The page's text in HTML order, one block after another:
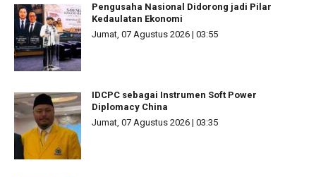
Pengusaha Nasional Didorong jadi Pilar
Kedaulatan Ekonomi
Jumat, 07 Agustus 2026 | 03:55
IDCPC sebagai Instrumen Soft Power
Diplomacy China
Jumat, 07 Agustus 2026 | 03:35